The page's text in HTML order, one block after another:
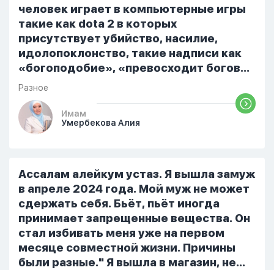
человек играет в компьютерные игры
такие как dota 2 в которых
присутствует убийство, насилие,
идолопоклонство, такие надписи как
«богоподобие», «превосходит богов»,
но при этом человек полностью
признает и соблюдает все столпы
Ислама и эта игра не мешает ему
выполнять ему его обязанности по
является Единым Богом и не
принимает слова и контекст игры в
серьез, относиться к игре только как к
развлечению и...
Разное
Имам
Умербекова Алия
Ассалам алейкум устаз. Я вышла замуж
в апреле 2024 года. Мой муж не может
сдержать себя. Бьёт, пьёт иногда
принимает запрещенные вещества. Он
стал избивать меня уже на первом
месяце совместной жизни. Причины
были разные." Я вышла в магазин, не